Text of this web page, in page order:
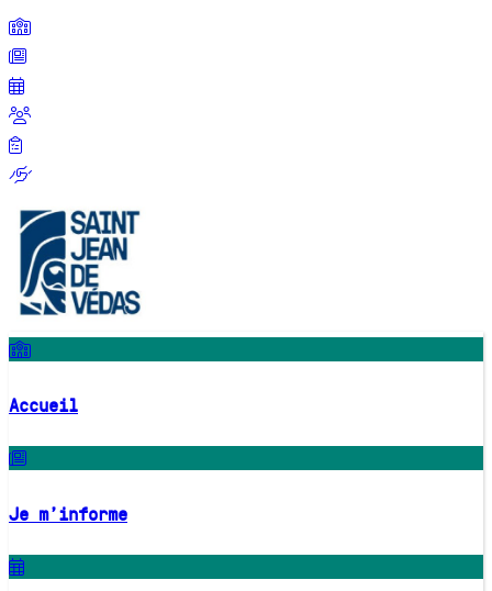
Accueil
Je m'informe